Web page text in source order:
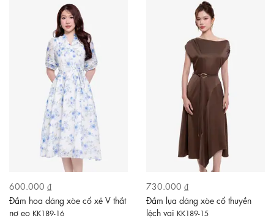
600.000 ₫
Đầm hoa dáng xòe cổ xẻ V thắt
nơ eo KK189-16
730.000 ₫
Đầm lụa dáng xòe cổ thuyền
lệch vai KK189-15